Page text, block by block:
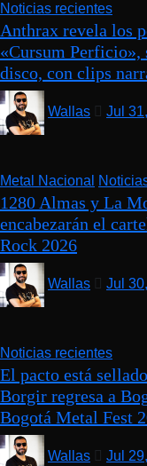
Noticias recientes
Anthrax revela los
«Cursum Perficio»,
disco, con clips
Wallas Jul
Metal Nacional
1280 Almas y La
encabezarán el
Rock 2026
Wallas Jul
Noticias recientes
El pacto está
Borgir regresa a
Bogotá Metal Fest
Wallas Jul